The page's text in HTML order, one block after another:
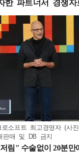
한 파트너서 경쟁자
소프트 최고경영자 (사
판매 및 DB 금지